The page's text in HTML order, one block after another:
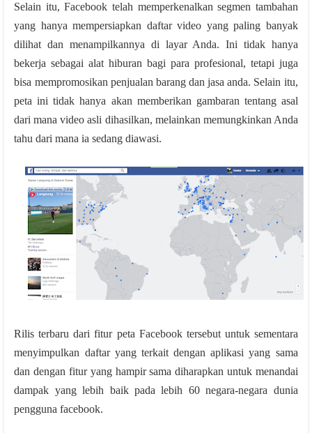
Selain itu, Facebook telah memperkenalkan segmen tambahan
yang hanya mempersiapkan daftar video yang paling banyak
dilihat dan menampilkannya di layar Anda. Ini tidak hanya
bekerja sebagai alat hiburan bagi para profesional, tetapi juga
bisa mempromosikan penjualan barang dan jasa anda. Selain itu,
peta ini tidak hanya akan memberikan gambaran tentang asal
dari mana video asli dihasilkan, melainkan memungkinkan Anda
tahu dari mana ia sedang diawasi.
Rilis terbaru dari fitur peta Facebook tersebut untuk sementara
menyimpulkan daftar yang terkait dengan aplikasi yang sama
dan dengan fitur yang hampir sama diharapkan untuk menandai
dampak yang lebih baik pada lebih 60 negara-negara dunia
pengguna facebook.